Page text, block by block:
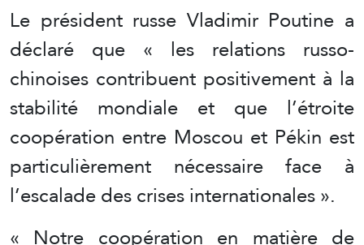
Le président russe Vladimir Poutine a
déclaré que « les relations russo-
chinoises contribuent positivement à la
stabilité mondiale et que l’étroite
coopération entre Moscou et Pékin est
particulièrement nécessaire face à
l’escalade des crises internationales ».
« Notre coopération en matière de